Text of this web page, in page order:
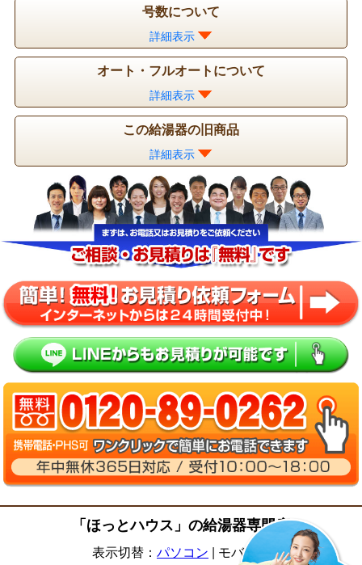
号数について
詳細表示
オート・フルオートについて
詳細表示
この給湯器の旧商品
詳細表示
「ほっとハウス」の給湯器専門店
表示切替： パソコン | モバイル